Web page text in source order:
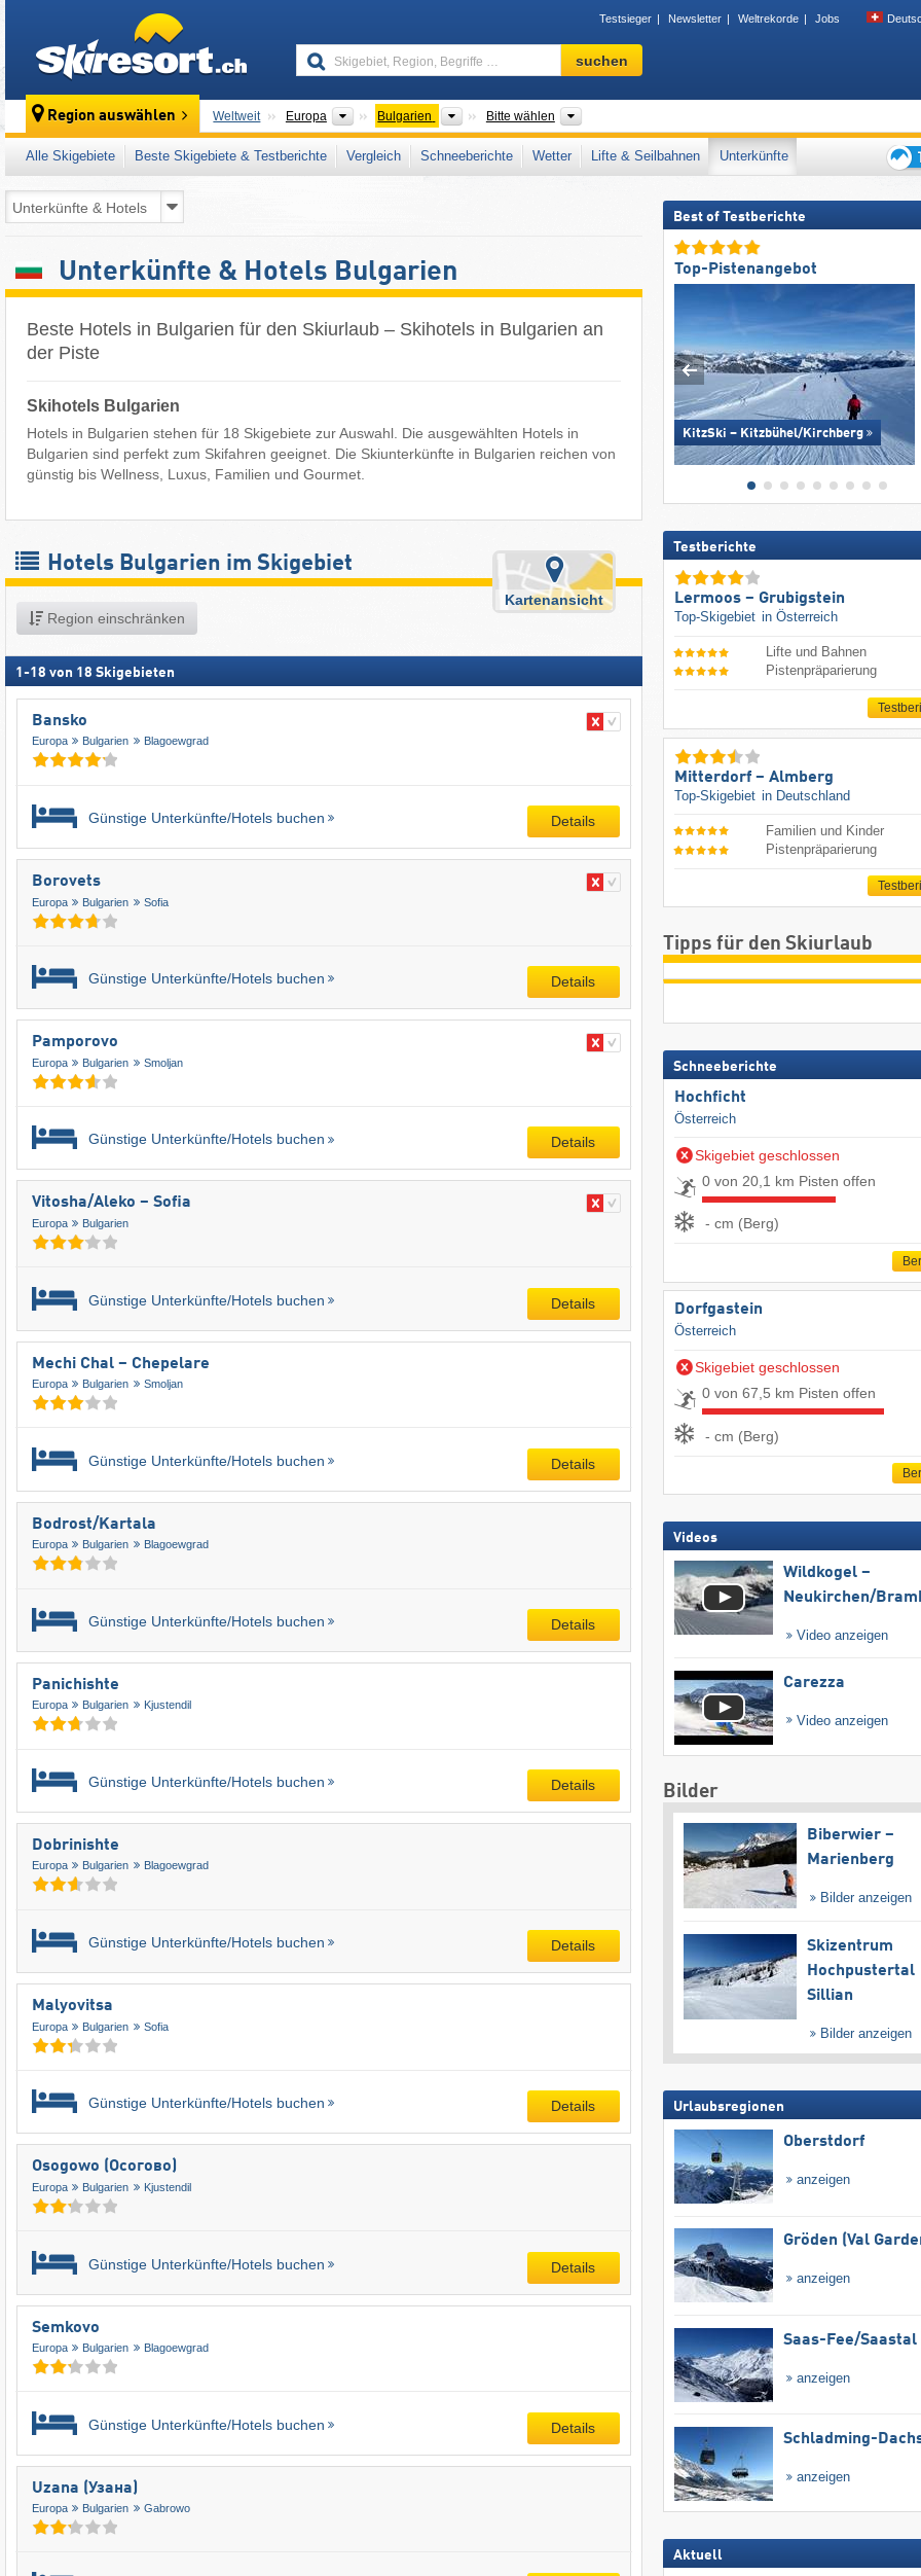
Testsieger Newsletter Weltrekorde Jobs
Skigebiet,
Region,
…
suchen
Region auswählen Weltweit Europa Kontinente
Bulgarien LänderBitte wählen
Alle Skigebiete Beste Skigebiete & Testberichte Vergleich Schneeberichte Wetter Lifte & Seilbahnen
Unterkünfte
für
Unterkünfte & Hotels Bulgarien
Beste Hotels in Bulgarien für den Skiurlaub – Skihotels in Bulgarien an
der Piste
Skihotels Bulgarien
Hotels in Bulgarien stehen für 18 Skigebiete zur Auswahl. Die ausgewählten Hotels in
Bulgarien sind perfekt zum Skifahren geeignet. Die Skiunterkünfte in Bulgarien reichen von
günstig bis Wellness, Luxus, Familien und Gourmet.
Hotels Bulgarien im Skigebiet
Region einschränken
Kartenansicht
1 -18 von 18 Skigebieten
Bansko
Europa Bulgarien Blagoewgrad
Günstige Unterkünfte/Hotels buchen Details
Borovets
Europa Bulgarien Sofia
Günstige Unterkünfte/Hotels buchen Details
Pamporovo
Europa Bulgarien Smoljan
Günstige Unterkünfte/Hotels buchen Details
Vitosha/​Aleko – Sofia
Europa Bulgarien
Günstige Unterkünfte/Hotels buchen Details
Mechi Chal – Chepelare
Europa Bulgarien Smoljan
Günstige Unterkünfte/Hotels buchen Details
Bodrost/​Kartala
Europa Bulgarien Blagoewgrad
Günstige Unterkünfte/Hotels buchen Details
Panichishte
Europa Bulgarien Kjustendil
Günstige Unterkünfte/Hotels buchen Details
Dobrinishte
Europa Bulgarien Blagoewgrad
Günstige Unterkünfte/Hotels buchen Details
Malyovitsa
Europa Bulgarien Sofia
Günstige Unterkünfte/Hotels buchen Details
Osogowo (Осогово)
Europa Bulgarien Kjustendil
Günstige Unterkünfte/Hotels buchen Details
Semkovo
Europa Bulgarien Blagoewgrad
Günstige Unterkünfte/Hotels buchen Details
Uzana (Узана)
Europa Bulgarien Gabrowo
Best of Testberichte
Top-Pistenangebot
KitzSki – Kitzbühel/​Kirchberg
Testberichte
Lermoos – Grubigstein
Top-Skigebiet in Österreich
Lifte und Bahnen
Pistenpräparierung
Mitterdorf – Almberg
Top-Skigebiet in Deutschland
Familien und Kinder
Pistenpräparierung
Tipps für den Skiurlaub
Schneeberichte
Hochficht
Österreich
Skigebiet geschlossen
0 von 20,1 km Pisten offen
- cm (Berg)
Dorfgastein
Österreich
Skigebiet geschlossen
0 von 67,5 km Pisten offen
- cm (Berg)
Videos
Wildkogel –
Neukirchen/​
Video anzeigen
Carezza
Video anzeigen
Bilder
Biberwier –
Marienberg
Bilder anzeigen
Skizentrum
Hochpustertal
Sillian
Bilder anzeigen
Urlaubsregionen
Oberstdorf
anzeigen
Gröden (Val
anzeigen
Saas-Fee/​Saastal
anzeigen
Schladming-
anzeigen
Aktuell